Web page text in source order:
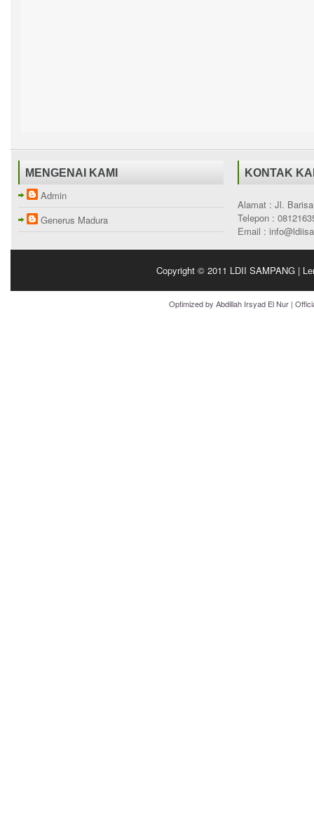
MENGENAI KAMI
Admin
Generus Madura
KONTAK
Alamat : Jl.
Telepon :
Email :
Copyright © 2011 LDII SAMPANG |
Optimized by Abdillah Irsyad El Nur |